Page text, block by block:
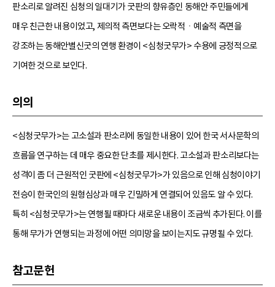
판소리로 알려진 심청의 일대기가 굿판의 향유층인 동해안 주민들에게
매우 친근한 내용이었고, 제의적 측면보다는 오락적ㆍ예술적 측면을
강조하는 동해안별신굿의 연행 환경이 <심청굿무가> 수용에 긍정적으로
기여한 것으로 보인다.
의의
<심청굿무가>는 고소설과 판소리에 동일한 내용이 있어 한국 서사문학의
흐름을 연구하는 데 매우 중요한 단초를 제시한다. 고소설과 판소리보다는
성격이 좀 더 근원적인 굿판에 <심청굿무가>가 있음으로 인해 심청이야기
전승이 한국인의 원형심상과 매우 긴밀하게 연결되어 있음도 알 수 있다.
특히 <심청굿무가>는 연행될 때마다 새로운 내용이 조금씩 추가된다. 이를
통해 무가가 연행되는 과정에 어떤 의미망을 보이는지도 규명될 수 있다.
참고문헌